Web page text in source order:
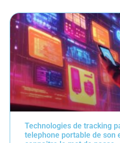
Technologies de tracking
telephone portable de son